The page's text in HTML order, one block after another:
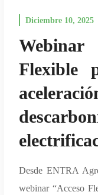
Diciembre 10, 2025
Webinar
Flexible
Desde ENTRA
webinar “Acceso